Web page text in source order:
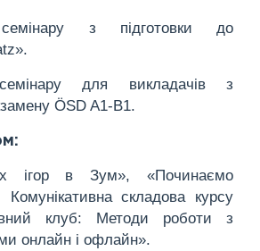
з підготовки до
для викладачів з
ÖSD A1-B1.
ігор в Зум», «Починаємо
Комунікативна складова курсу
клуб: Методи роботи з
онлайн і офлайн».